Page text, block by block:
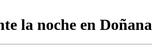
la noche en Doñana